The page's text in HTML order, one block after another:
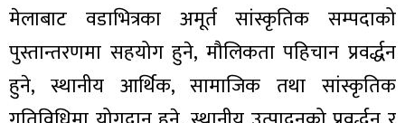
मेलाबाट वडाभित्रका अमूर्त सांस्कृतिक सम्पदाको
पुस्तान्तरणमा सहयोग हुने, मौलिकता पहिचान प्रवर्द्धन
हुने, स्थानीय आर्थिक, सामाजिक तथा सांस्कृतिक